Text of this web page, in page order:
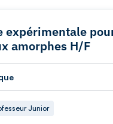
expérimentale
amorphes H/F
Junior